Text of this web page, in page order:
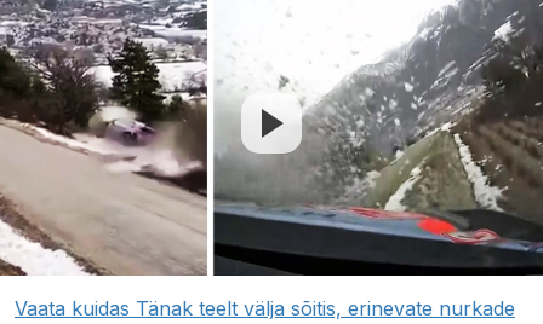
Vaata kuidas Tänak teelt välja sõitis, erinevate nurkade